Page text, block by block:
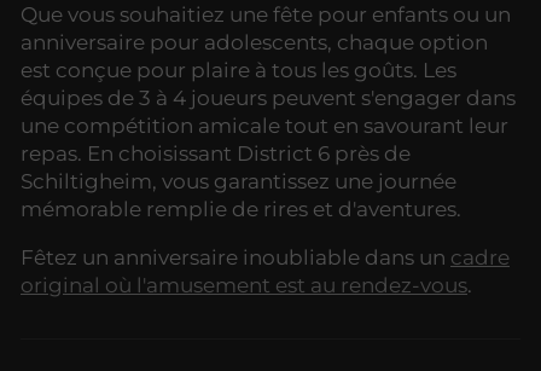
Que vous souhaitiez une fête pour enfants ou un
anniversaire pour adolescents, chaque option
est conçue pour plaire à tous les goûts. Les
équipes de 3 à 4 joueurs peuvent s'engager dans
une compétition amicale tout en savourant leur
repas. En choisissant District 6 près de
Schiltigheim, vous garantissez une journée
mémorable remplie de rires et d'aventures.
Fêtez un anniversaire inoubliable dans un cadre
original où l'amusement est au rendez-vous.